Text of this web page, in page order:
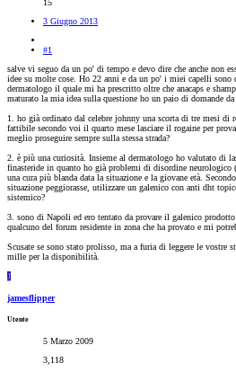
3 Giugno 2013
#1
salve vi seguo da un po' di tempo e devo dire che anche non
idee su molte cose. Ho 22 anni e da un po' i miei capelli
dermatologo il quale mi ha prescritto oltre che anacaps e
maturato la mia idea sulla questione ho un paio di domande
1. ho già ordinato dal celebre johnny una scorta di tre mesi di
fattibile secondo voi il quarto mese lasciare il rogaine per
meglio proseguire sempre sulla stessa strada?
2. è più una curiosità. Insieme al dermatologo ho valutato di
finasteride in quanto ho già problemi di disordine neurologico
una cura più blanda data la situazione e la giovane età.
situazione peggiorasse, utilizzare un galenico con anti dht
sistemico?
3. sono di Napoli ed ero tentato da provare il galenico
qualcuno del forum residente in zona che ha provato e mi
Scusate se sono stato prolisso, ma a furia di leggere le vostre
mille per la disponibilità.
J
jamesflipper
Utente
5 Marzo 2009
3,118